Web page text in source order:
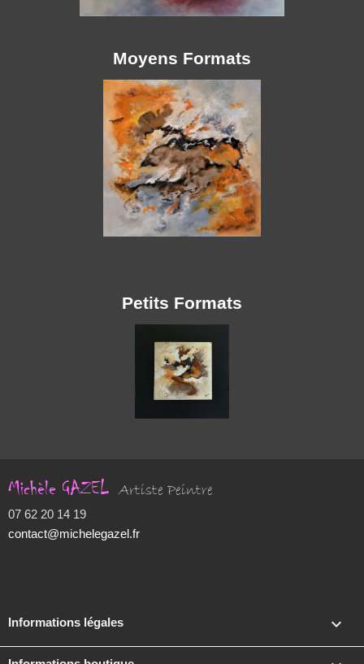
Moyens Formats
Petits Formats
Michèle GAZEL Artiste Peintre
07 62 20 14 19
contact@michelegazel.fr
Informations légales 